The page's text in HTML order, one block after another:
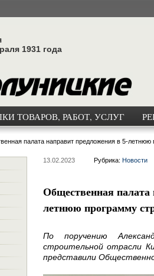
1931 года
ТОВАРОВ, РАБОТ, УСЛУГ
палата направит предложения в 5-летнюю
13.02.2023 Рубрика: Новости
Общественная
летнюю программу
По поручению
строительной отрасли
представили